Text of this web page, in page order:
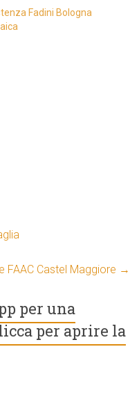
Fadini Bologna
FAAC Castel Maggiore →
per una
per aprire la